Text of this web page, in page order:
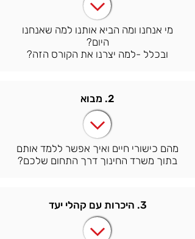
מי אנחנו ומה הביא אותנו למה שאנחנו
היום?
ובכלל -למה יצרנו את הקורס הזה?
2. מבוא
מהם כישורי חיים ואיך אפשר ללמד אותם
בתוך משרד החינוך דרך התחום שלכם?
3. היכרות עם קהלי יעד